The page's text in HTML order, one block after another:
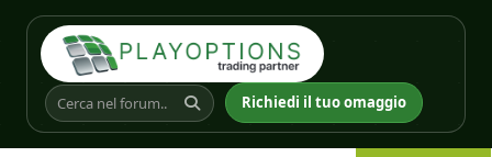
Richiedi il tuo omaggio